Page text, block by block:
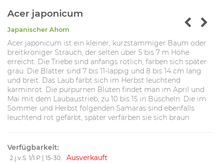
Acer japonicum
Japanischer Ahorn
Acer japonicum ist ein kleiner, kurzstämmiger Baum oder
breitkroniger Strauch, der selten über 5 bis 7 m Höhe
erreicht. Die Triebe sind anfangs rötlich, färben sich später
grau. Die Blätter sind 7 bis 11-lappig und 8 bis 14 cm lang
und breit. Das Laub färbt sich im Herbst leuchtend
karminrot. Die purpurnen Blüten findet man im April und
Mai mit dem Laubaustrieb, zu 10 bis 15 in Büscheln. Die im
Sommer und Herbst folgenden Samaras sind ebenfalls
leuchtend rot gefärbt, später verfärben sie sich braun.
Verfügbarkeit:
2 j.v.S. 1/1 P | 15-30: Ausverkauft